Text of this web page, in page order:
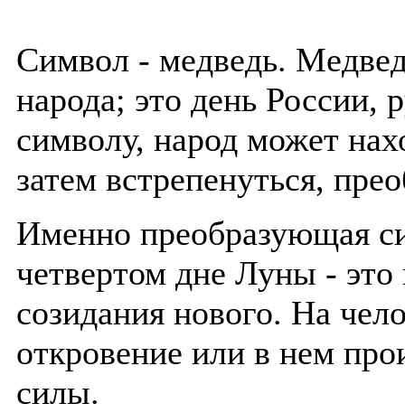
Символ - медведь.
народа; это день России,
символу, народ может
затем встрепенуться,
Именно преобразующая
четвертом дне Луны - это
созидания нового. На
откровение или в нем
силы.